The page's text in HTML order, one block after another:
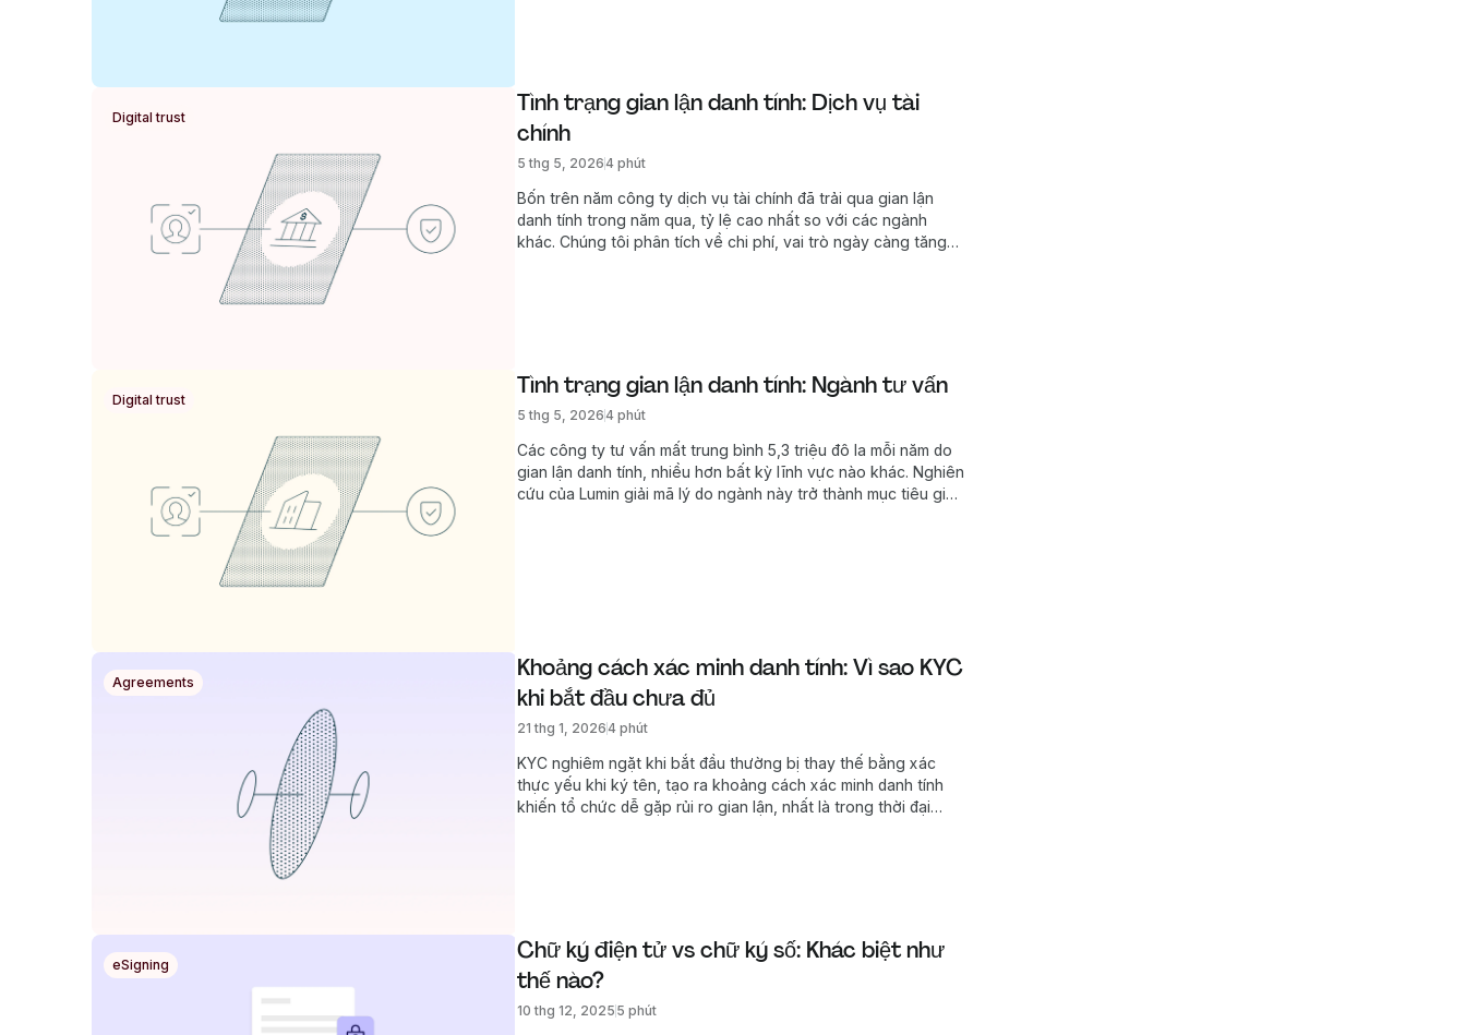
Digital trust
Tình trạng gian lận danh tính: Dịch vụ tài
chính
5 thg 5, 20264 phút
Bốn trên năm công ty dịch vụ tài chính đã trải qua gian lận
danh tính trong năm qua, tỷ lệ cao nhất so với các ngành
khác. Chúng tôi phân tích về chi phí, vai trò ngày càng tăng
Digital trust
Tình trạng gian lận danh tính: Ngành tư vấn
5 thg 5, 20264 phút
Các công ty tư vấn mất trung bình 5,3 triệu đô la mỗi năm do
gian lận danh tính, nhiều hơn bất kỳ lĩnh vực nào khác. Nghiên
cứu của Lumin giải mã lý do ngành này trở thành mục tiêu giá
Agreements
Khoảng cách xác minh danh tính: Vì sao KYC
khi bắt đầu chưa đủ
21 thg 1, 20264 phút
KYC nghiêm ngặt khi bắt đầu thường bị thay thế bằng xác
thực yếu khi ký tên, tạo ra khoảng cách xác minh danh tính
khiến tổ chức dễ gặp rủi ro gian lận, nhất là trong thời đại
eSigning
Chữ ký điện tử vs chữ ký số: Khác biệt như
thế nào?
10 thg 12, 2025 5 phút